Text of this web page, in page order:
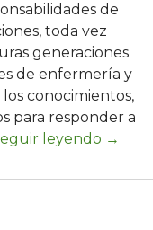
de
toda vez
generaciones
de enfermería y
conocimientos,
para responder a